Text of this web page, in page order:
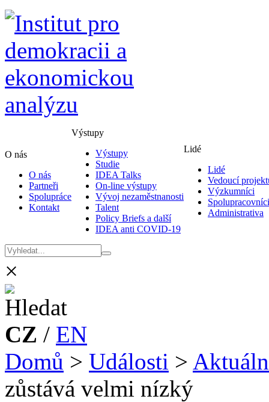
O nás
O nás
Partneři
Spolupráce
Kontakt
Výstupy
Výstupy
Studie
IDEA Talks
On-line výstupy
Vývoj nezaměstnanosti
Talent
Policy Briefs a další
IDEA anti COVID-19
Lidé
Lidé
Vedoucí
Výzkumníci
Spolupracovníci
Administrativa
×
CZ / EN
Domů > Události >
zůstává velmi nízký